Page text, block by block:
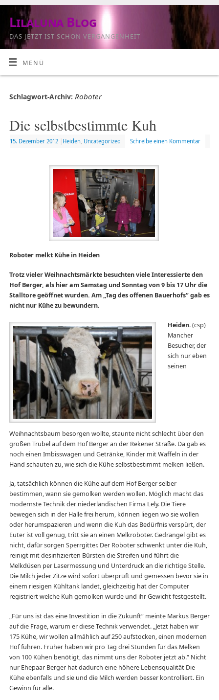
Lilaluna Blog
DAS JETZT IST SCHON VERGANGENHEIT
MENÜ
Schlagwort-Archiv: Roboter
Die selbstbestimmte Kuh
15. Dezember 2012 Heiden Uncategorized Schreibe einen Kommentar
Roboter melkt Kühe in Heiden
Trotz vieler Weihnachtsmärkte besuchten viele Interessierte den
Hof Berger, als hier am Samstag und Sonntag von 9 bis 17 Uhr die
Stalltore geöffnet wurden. Am „Tag des offenen Bauerhofs“ gab es
nicht nur Kühe zu bewundern.
Heiden. (csp)
Mancher
Besucher, der
sich nur eben
seinen
Weihnachtsbaum besorgen wollte, staunte nicht schlecht über den
großen Trubel auf dem Hof Berger an der Rekener Straße. Da gab es
noch einen Imbisswagen und Getränke, Kinder mit Waffeln in der
Hand schauten zu, wie sich die Kühe selbstbestimmt melken ließen.
Ja, tatsächlich können die Kühe auf dem Hof Berger selber
bestimmen, wann sie gemolken werden wollen. Möglich macht das
modernste Technik der niederländischen Firma Lely. Die Tiere
bewegen sich in der Halle frei herum, können liegen wo sie wollen
oder herumspazieren und wenn die Kuh das Bedürfnis verspürt, der
Euter ist voll genug, tritt sie an einen Melkroboter. Gedrängel gibt es
nicht, dafür sorgen Sperrgitter. Der Roboter schwenkt unter die Kuh,
reinigt mit desinfizierten Bürsten die Streifen und führt die
Melkdüsen per Lasermessung und Unterdruck an die richtige Stelle.
Die Milch jeder Zitze wird sofort überprüft und gemessen bevor sie in
einem riesigen Kühltank landet, gleichzeitig hat der Computer
registriert welche Kuh gemolken wurde und ihr Gewicht festgestellt.
„Für uns ist das eine Investition in die Zukunft“ meinte Markus Berger
auf die Frage, warum er diese Technik verwendet. „Jetzt haben wir
175 Kühe, wir wollen allmählich auf 250 aufstocken, einen modernen
Hof führen. Früher haben wir pro Tag drei Stunden für das Melken
von 100 Kühen benötigt, das nimmt uns der Roboter jetzt ab.“ Nicht
nur Ehepaar Berger hat dadurch eine höhere Lebensqualität Die
Kühe ebenfalls und sie und die Milch werden besser kontrolliert. Ein
Gewinn für alle.